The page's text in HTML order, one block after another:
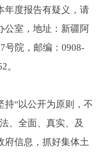
，抓好集体土
质灾害防治、
项目建设、房
秘密、个人隐
提供。
公开内容，无